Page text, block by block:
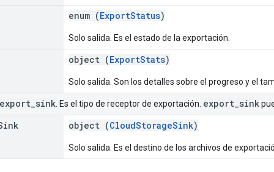
enum (ExportStatus)
Solo salida. Es el estado de la exportación.
object (ExportStats)
Solo salida. Son los detalles sobre el progreso y el
export sink . Es el tipo de receptor de exportación. export sink
object (CloudStorageSink)
Solo salida. Es el destino de los archivos de